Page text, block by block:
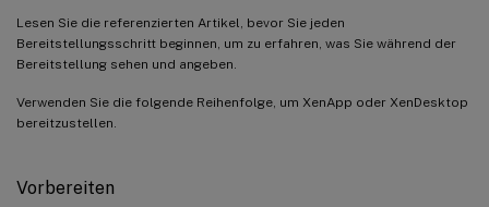
Lesen Sie die referenzierten Artikel, bevor Sie jeden
Bereitstellungsschritt beginnen, um zu erfahren, was Sie während der
Bereitstellung sehen und angeben.
Verwenden Sie die folgende Reihenfolge, um XenApp oder XenDesktop
bereitzustellen.
Vorbereiten